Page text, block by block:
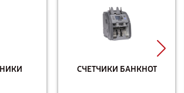
СЧЕТЧИКИ БАНКНОТ